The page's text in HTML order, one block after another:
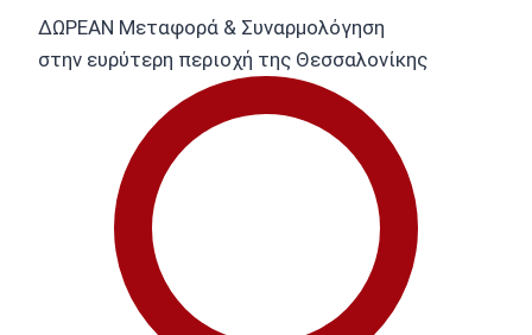
ΔΩΡΕΑΝ Μεταφορά & Συναρμολόγηση
στην ευρύτερη περιοχή της Θεσσαλονίκης